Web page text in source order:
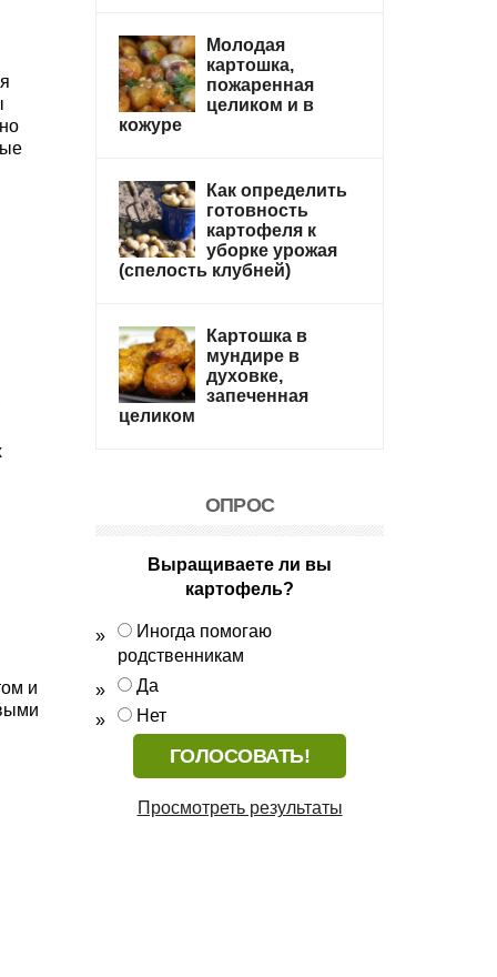
и
Молодая
картошка,
пожаренная
целиком и в
кожуре
Как определить
готовность
картофеля к
уборке урожая
(спелость клубней)
Картошка в
мундире в
духовке,
запеченная
целиком
ОПРОС
Выращиваете ли вы
картофель?
Иногда помогаю
родственникам
Да
Нет
Просмотреть результаты